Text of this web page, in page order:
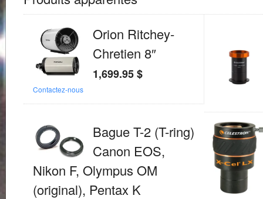
Orion Ritchey-
Chretien 8″
1,699.95$
Contactez-nous
Bague T-2 (T-ring)
Canon EOS,
Nikon F, Olympus OM
(original), Pentax K